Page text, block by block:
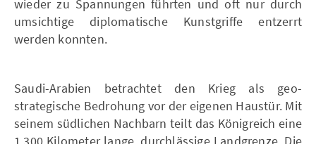
wieder zu Spannungen führten und oft nur durch
umsichtige diplomatische Kunstgriffe entzerrt
werden konnten.
Saudi-Arabien betrachtet den Krieg als geo-
strategische Bedrohung vor der eigenen Haustür. Mit
seinem südlichen Nachbarn teilt das Königreich eine
1.300 Kilometer lange, durchlässige Landgrenze. Die